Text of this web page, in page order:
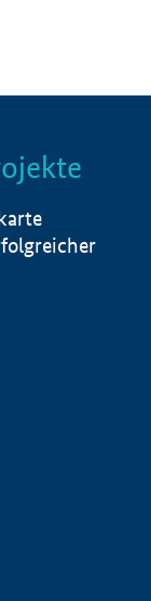
Info